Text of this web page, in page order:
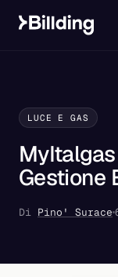
LUCE E GAS
Gestione
Di Pino' Surace